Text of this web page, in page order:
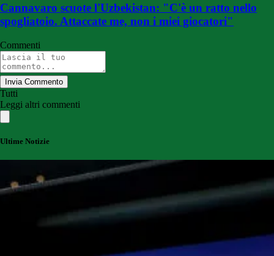
Cannavaro scuote l'Uzbekistan: "C'è un ratto nello
spogliatoio. Attaccate me, non i miei giocatori"
Commenti
Invia Commento
Tutti
Leggi altri commenti
Ultime Notizie